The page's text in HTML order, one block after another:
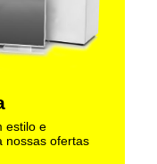
estilo e
nossas ofertas